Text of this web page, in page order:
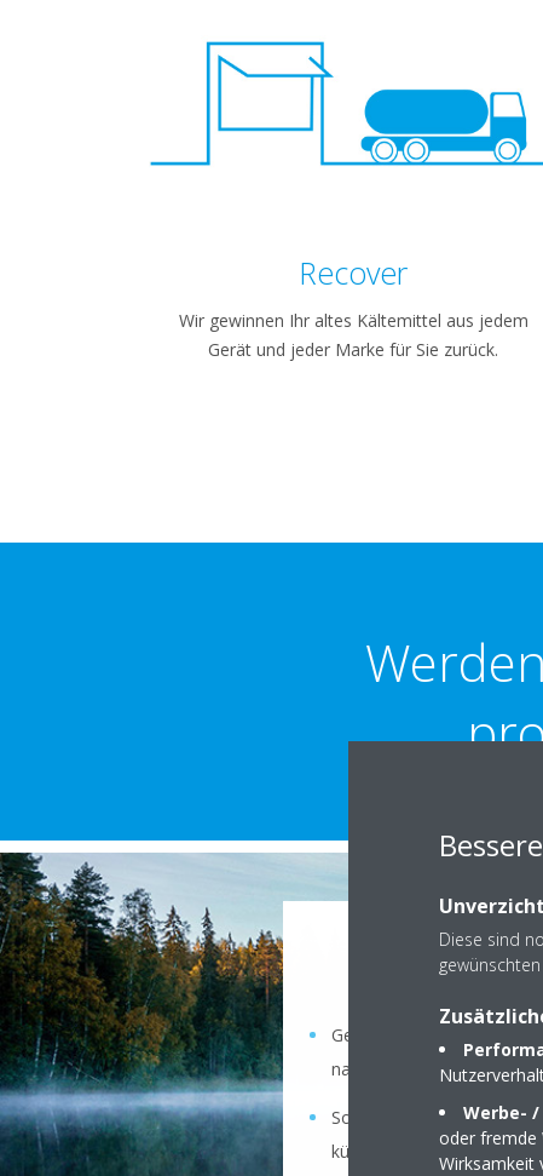
Recover
Wir gewinnen Ihr altes Kältemittel aus jedem
Gerät und jeder Marke für Sie zurück.
Für Ihr
Gewinnen Sie neue
nachhaltiger Teilnehmer
Sorgenfreier Umgang mit
kümmern uns darum!
Diese sind
Werbe-
oder fremde
Wirksamkeit